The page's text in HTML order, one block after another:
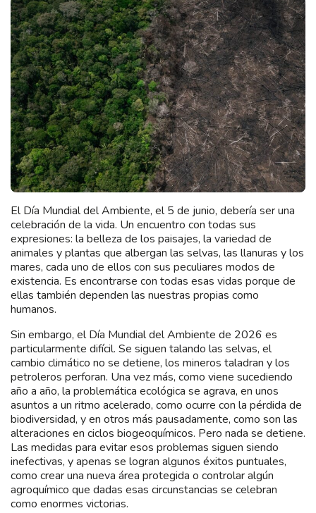
El Día Mundial del Ambiente, el 5 de junio, debería ser una
celebración de la vida. Un encuentro con todas sus
expresiones: la belleza de los paisajes, la variedad de
animales y plantas que albergan las selvas, las llanuras y los
mares, cada uno de ellos con sus peculiares modos de
existencia. Es encontrarse con todas esas vidas porque de
ellas también dependen las nuestras propias como
humanos.
Sin embargo, el Día Mundial del Ambiente de 2026 es
particularmente difícil. Se siguen talando las selvas, el
cambio climático no se detiene, los mineros taladran y los
petroleros perforan. Una vez más, como viene sucediendo
año a año, la problemática ecológica se agrava, en unos
asuntos a un ritmo acelerado, como ocurre con la pérdida de
biodiversidad, y en otros más pausadamente, como son las
alteraciones en ciclos biogeoquímicos. Pero nada se detiene.
Las medidas para evitar esos problemas siguen siendo
inefectivas, y apenas se logran algunos éxitos puntuales,
como crear una nueva área protegida o controlar algún
agroquímico que dadas esas circunstancias se celebran
como enormes victorias.